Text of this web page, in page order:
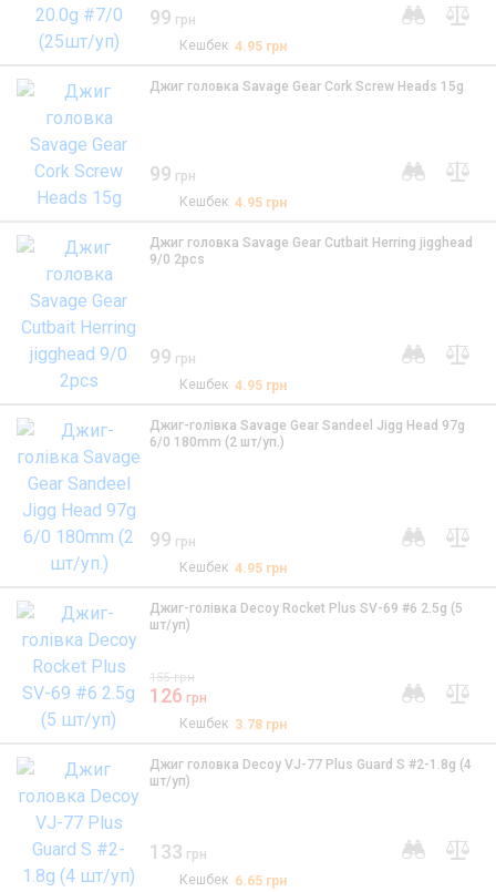
99 грн
Кешбек4.95 грн
Джиг головка Savage Gear Cork Screw Heads 15g
99 грн
Кешбек4.95 грн
Джиг головка Savage Gear Cutbait Herring jigghead
9/0 2pcs
99 грн
Кешбек4.95 грн
Джиг-голівка Savage Gear Sandeel Jigg Head 97g
6/0 180mm (2 шт/уп.)
99 грн
Кешбек4.95 грн
Джиг-голівка Decoy Rocket Plus SV-69 #6 2.5g (5
шт/уп)
155 грн
126 грн
Кешбек 3.78 грн
Джиг головка Decoy VJ-77 Plus Guard S #2-1.8g (4
шт/уп)
133 грн
Кешбек 6.65 грн